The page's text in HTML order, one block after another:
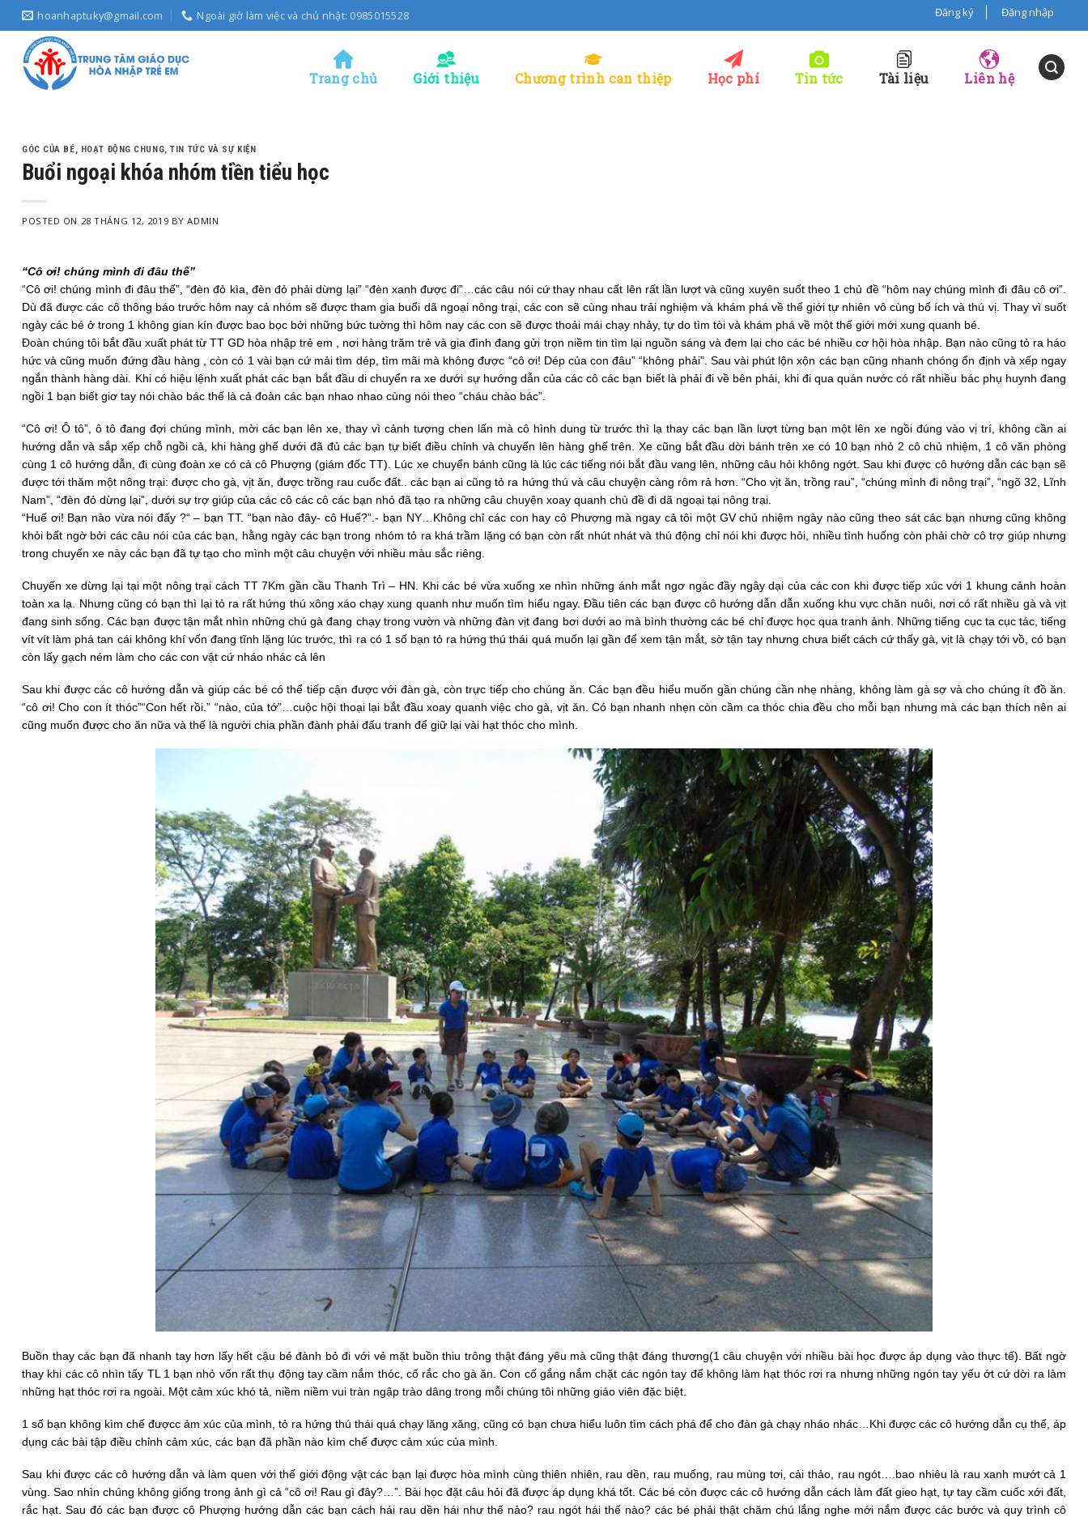
Skip
to
content
hoanhaptuky@gmail.com Ngoài giờ làm việc và chủ nhật: 0985015528 Đăng ký Đăng nhập
Trang chủ Giới thiệu Chương trình can thiệp Học phí Tin tức Tài liệu Liên hệ
GÓC CỦA BÉ, HOẠT ĐỘNG CHUNG,TIN TỨC VÀ SỰ KIỆN
Buổi ngoại khóa nhóm tiền tiểu học
POSTED ON 28 THÁNG 12, 2019 BYADMIN
“Cô ơi! chúng mình đi đâu thế”
“Cô ơi! chúng mình đi đâu thế”, “đèn đỏ kìa, đèn đỏ phải dừng lại” “đèn xanh được đi”…các câu nói cứ thay nhau cất lên rất lần lượt và cũng xuyên suốt theo 1 chủ đề “hôm nay chúng mình đi đâu cô ơi”.
Dù đã được các cô thông báo trước hôm nay cả nhóm sẽ được tham gia buổi dã ngoại nông trại, các con sẽ cùng nhau trải nghiệm và khám phá về thế giới tự nhiên vô cùng bổ ích và thú vị. Thay vì suốt
ngày các bé ở trong 1 không gian kín được bao bọc bởi những bức tường thì hôm nay các con sẽ được thoải mái chạy nhảy, tự do tìm tòi và khám phá về một thế giới mới xung quanh bé.
Đoàn chúng tôi bắt đầu xuất phát từ TT GD hòa nhập trẻ em , nơi hàng trăm trẻ và gia đình đang gửi trọn niềm tin tìm lại nguồn sáng và đem lại cho các bé nhiều cơ hội hòa nhập. Bạn nào cũng tỏ ra háo
hức và cũng muốn đứng đầu hàng , còn có 1 vài bạn cứ mải tìm dép, tìm mãi mà không được “cô ơi! Dép của con đâu” “không phải”. Sau vài phút lộn xộn các bạn cũng nhanh chóng ổn định và xếp ngay
ngắn thành hàng dài. Khi có hiệu lệnh xuất phát các bạn bắt đầu di chuyển ra xe dưới sự hướng dẫn của các cô các bạn biết là phải đi về bên phải, khi đi qua quán nước có rất nhiều bác phụ huynh đang
ngồi 1 bạn biết giơ tay nói chào bác thế là cả đoàn các bạn nhao nhao cùng nói theo “cháu chào bác”.
“Cô ơi! Ô tô”, ô tô đang đợi chúng mình, mời các bạn lên xe, thay vì cảnh tượng chen lấn mà cô hình dung từ trước thì lạ thay các bạn lần lượt từng bạn một lên xe ngồi đúng vào vị trí, không cần ai
hướng dẫn và sắp xếp chỗ ngồi cả, khi hàng ghế dưới đã đủ các bạn tự biết điều chỉnh và chuyển lên hàng ghế trên. Xe cũng bắt đầu dời bánh trên xe có 10 bạn nhỏ 2 cô chủ nhiệm, 1 cô văn phòng
cùng 1 cô hướng dẫn, đi cùng đoàn xe có cả cô Phượng (giám đốc TT). Lúc xe chuyển bánh cũng là lúc các tiếng nói bắt đầu vang lên, những câu hỏi không ngớt. Sau khi được cô hướng dẫn các bạn sẽ
được tới thăm một nông trại: được cho gà, vịt ăn, được trồng rau cuốc đất.. các bạn ai cũng tỏ ra hứng thú và câu chuyện càng rôm rả hơn. “Cho vịt ăn, trồng rau”, “chúng mình đi nông trại”, “ngõ 32, Lĩnh
Nam”, “đèn đỏ dừng lại”, dưới sự trợ giúp của các cô các cô các bạn nhỏ đã tạo ra những câu chuyện xoay quanh chủ đề đi dã ngoại tại nông trại.
“Huế ơi! Bạn nào vừa nói đấy ?“ – bạn TT. “bạn nào đây- cô Huế?”.- bạn NY…Không chỉ các con hay cô Phượng mà ngay cả tôi một GV chủ nhiệm ngày nào cũng theo sát các bạn nhưng cũng không
khỏi bất ngờ bởi các câu nói của các bạn, hằng ngày các bạn trong nhóm tỏ ra khá trầm lặng có bạn còn rất nhút nhát và thú động chỉ nói khi được hỏi, nhiều tình huống còn phải chờ cô trợ giúp nhưng
trong chuyến xe này các bạn đã tự tạo cho mình một câu chuyện với nhiều màu sắc riêng.
Chuyến xe dừng lại tại một nông trại cách TT 7Km gần cầu Thanh Trì – HN. Khi các bé vừa xuống xe nhìn những ánh mắt ngơ ngác đầy ngây dại của các con khi được tiếp xúc với 1 khung cảnh hoàn
toàn xa lạ. Nhưng cũng có bạn thì lại tỏ ra rất hứng thú xông xáo chạy xung quanh như muốn tìm hiểu ngay. Đầu tiên các bạn được cô hướng dẫn dẫn xuống khu vực chăn nuôi, nơi có rất nhiều gà và vịt
đang sinh sống. Các bạn được tận mắt nhìn những chú gà đang chạy trong vườn và những đàn vịt đang bơi dưới ao mà bình thường các bé chỉ được học qua tranh ảnh. Những tiếng cục ta cục tác, tiếng
vít vít làm phá tan cái không khí vốn đang tĩnh lặng lúc trước, thì ra có 1 số bạn tỏ ra hứng thú thái quá muốn lại gần để xem tận mắt, sờ tận tay nhưng chưa biết cách cứ thấy gà, vịt là chạy tới vồ, có bạn
còn lấy gạch ném làm cho các con vật cứ nháo nhác cả lên
Sau khi được các cô hướng dẫn và giúp các bé có thể tiếp cận được với đàn gà, còn trực tiếp cho chúng ăn. Các bạn đều hiểu muốn gần chúng cần nhẹ nhàng, không làm gà sợ và cho chúng ít đồ ăn.
“cô ơi! Cho con ít thóc”“Con hết rồi.” “nào, của tớ”…cuộc hội thoại lại bắt đầu xoay quanh việc cho gà, vịt ăn. Có bạn nhanh nhẹn còn cầm ca thóc chia đều cho mỗi bạn nhưng mà các bạn thích nên ai
cũng muốn được cho ăn nữa và thế là người chia phần đành phải đấu tranh để giữ lại vài hạt thóc cho mình.
Buồn thay các bạn đã nhanh tay hơn lấy hết cậu bé đành bỏ đi với vẻ mặt buồn thiu trông thật đáng yêu mà cũng thật đáng thương(1 câu chuyện với nhiều bài học được áp dụng vào thực tế). Bất ngờ
thay khi các cô nhìn tấy TL 1 bạn nhỏ vốn rất thụ động tay cầm nắm thóc, cố rắc cho gà ăn. Con cố gắng nắm chặt các ngón tay để không làm hạt thóc rơi ra nhưng những ngón tay yếu ớt cứ dời ra làm
những hạt thóc rơi ra ngoài. Một cảm xúc khó tả, niềm niềm vui tràn ngập trào dâng trong mỗi chúng tôi những giáo viên đặc biệt.
1 số bạn không kìm chế đượcc ảm xúc của mình, tỏ ra hứng thú thái quá chạy lăng xăng, cũng có bạn chưa hiểu luôn tìm cách phá để cho đàn gà chạy nháo nhác…Khi được các cô hướng dẫn cụ thể, áp
dụng các bài tập điều chỉnh cảm xúc, các bạn đã phần nào kìm chế được cảm xúc của mình.
Sau khi được các cô hướng dẫn và làm quen với thế giới động vật các bạn lại được hòa mình cùng thiên nhiên, rau dền, rau muống, rau mùng tơi, cải thảo, rau ngót….bao nhiêu là rau xanh mướt cả 1
vùng. Sao nhìn chúng không giống trong ảnh gì cả “cô ơi! Rau gì đây?…”. Bài học đặt câu hỏi đã được áp dụng khá tốt. Các bé còn được các cô hướng dẫn cách làm đất gieo hạt, tự tay cầm cuốc xới đất,
rắc hạt. Sau đó các bạn được cô Phượng hướng dẫn các bạn cách hái rau dền hái như thế nào? rau ngót hái thế nào? các bé phải thật chăm chú lắng nghe mới nắm được các bước và quy trình cô